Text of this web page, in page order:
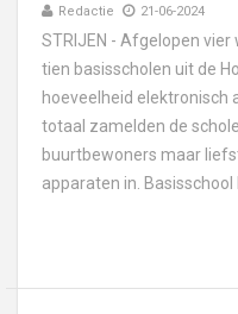
Redactie 21-06-2024
STRIJEN - Afgelopen
tien basisscholen uit de
hoeveelheid elektronisch
totaal zamelden de
buurtbewoners maar
apparaten in. Basisschool